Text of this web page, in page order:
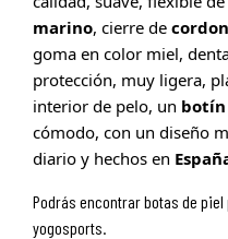
marino, cierre de
goma en color miel,
protección, muy ligera,
interior de pelo, un botín
cómodo, con un diseño
diario y hechos en
Podrás encontrar botas de
yogosports.